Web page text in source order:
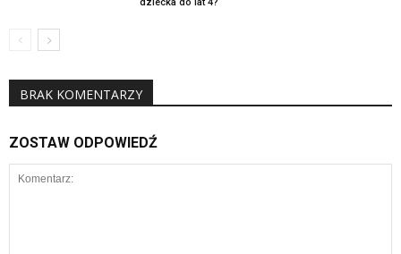
BRAK KOMENTARZY
ZOSTAW ODPOWIEDŹ